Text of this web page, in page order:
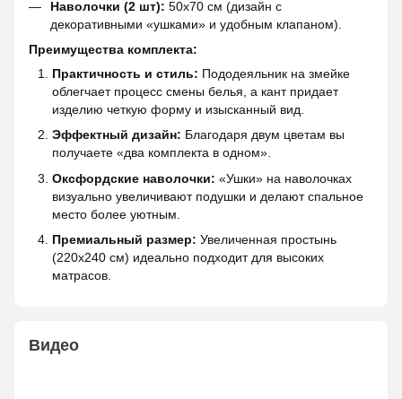
Наволочки (2 шт): 50х70 см (дизайн с
декоративными «ушками» и удобным клапаном).
Преимущества комплекта:
Практичность и стиль: Пододеяльник на змейке
облегчает процесс смены белья, а кант придает
изделию четкую форму и изысканный вид.
Эффектный дизайн: Благодаря двум цветам вы
получаете «два комплекта в одном».
Оксфордские наволочки: «Ушки» на наволочках
визуально увеличивают подушки и делают спальное
место более уютным.
Премиальный размер: Увеличенная простынь
(220х240 см) идеально подходит для высоких
матрасов.
Видео